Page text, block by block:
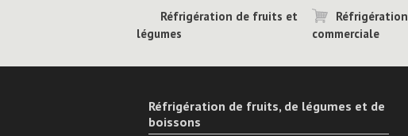
Réfrigération de fruits et
légumes
Réfrigération
commerciale
Réfrigération de fruits, de légumes et de
boissons